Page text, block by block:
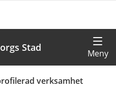
Stad
verksamhet